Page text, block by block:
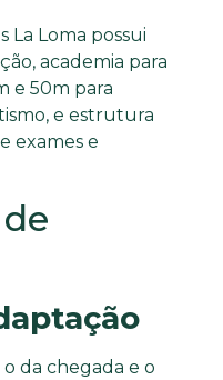
La Loma possui
academia para
e 50m para
e estrutura
exames e
o da chegada e o